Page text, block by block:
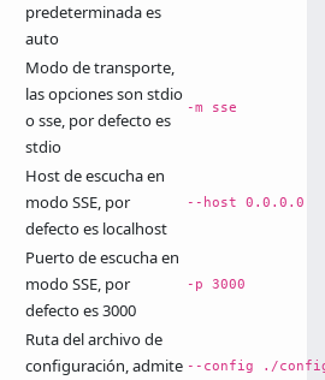
predeterminada es
auto
Modo de transporte,
las opciones son stdio
o sse, por defecto es
stdio
-m sse
Host de escucha en
modo SSE, por
defecto es localhost
--host 0.0.0.0
Puerto de escucha en
modo SSE, por
defecto es 3000
-p 3000
Ruta del archivo de
configuración, admite --config ./